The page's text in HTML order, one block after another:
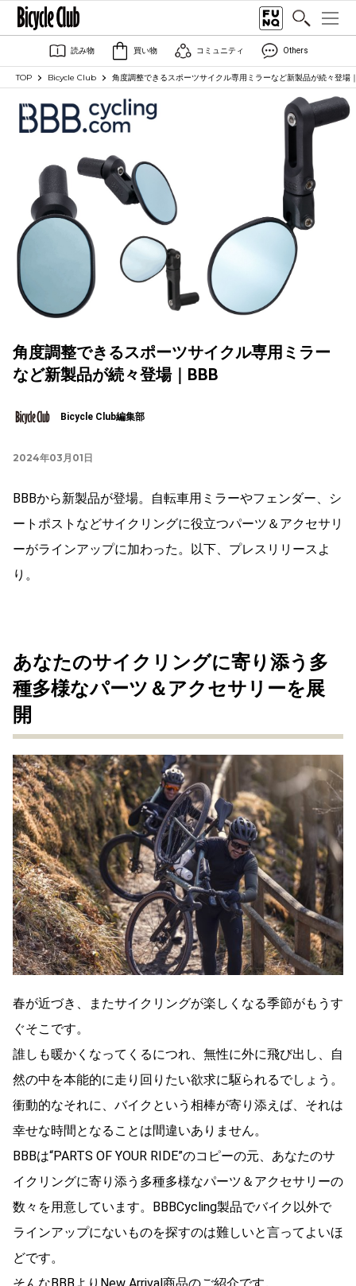
読み物 買い物 コミュニティ Others
TOP Bicycle Club 角度調整できるスポーツサイクル専用ミラーなど新製品が続々登場
角度調整できるスポーツサイクル専用ミラー
など新製品が続々登場｜BBB
Bicycle Club編集部
2024年03月01日
BBBから新製品が登場。自転車用ミラーやフェンダー、シ
ートポストなどサイクリングに役立つパーツ＆アクセサリ
ーがラインアップに加わった。以下、プレスリリースよ
り。
あなたのサイクリングに寄り添う多
種多様なパーツ＆アクセサリーを展
開
春が近づき、またサイクリングが楽しくなる季節がもうす
ぐそこです。
誰しも暖かくなってくるにつれ、無性に外に飛び出し、自
然の中を本能的に走り回りたい欲求に駆られるでしょう。
衝動的なそれに、バイクという相棒が寄り添えば、それは
幸せな時間となることは間違いありません。
BBBは“PARTS OF YOUR RIDE”のコピーの元、あなたのサ
イクリングに寄り添う多種多様なパーツ＆アクセサリーの
数々を用意しています。BBBCycling製品でバイク以外で
ラインアップにないものを探すのは難しいと言ってよいほ
どです。